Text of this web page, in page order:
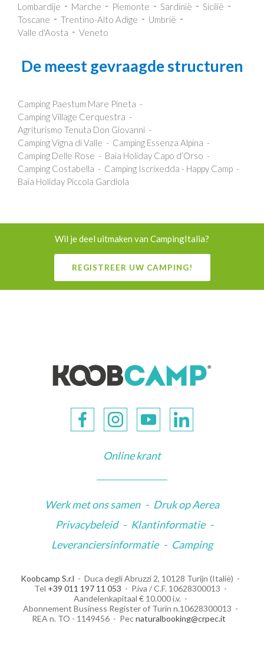
Lombardije
Marche Piemonte Sardinië
Sicilië
Toscane
Trentino-Alto Adige
Umbrië
Valle d'Aosta
Veneto
De meest gevraagde structuren
Camping Paestum Mare Pineta
Camping Village Cerquestra
Agriturismo Tenuta Don Giovanni
Camping Vigna di Valle
Camping Essenza Alpina
Camping Delle Rose
Baia Holiday Capo d’Orso
Camping Costabella
Camping Iscrixedda - Happy Camp
Baia Holiday Piccola Gardiola
Wil je deel uitmaken van CampingItalia?
REGISTREER UW CAMPING!
Online krant
Werk met ons samen - Druk op Aerea
Privacybeleid - Klantinformatie -
Leveranciersinformatie - Camping
Koobcamp S.r.l
Duca degli Abruzzi 2, 10128 Turijn (Italië)
Tel +39 011 197 11 053
P.iva / C.F. 10628300013
Aandelenkapitaal € 10.000 i.v.
Abonnement Business Register of Turin n.10628300013
REA n. TO - 1149456
Pecnaturalbooking@crpec.it